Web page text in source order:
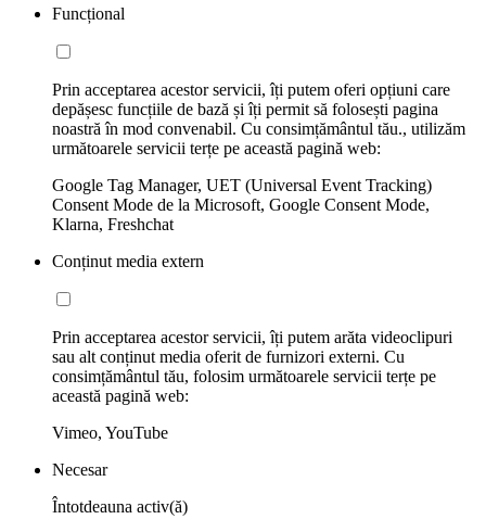
Funcțional
Prin acceptarea acestor servicii, îți putem oferi opțiuni care
depășesc funcțiile de bază și îți permit să folosești pagina
noastră în mod convenabil. Cu consimțământul tău., utilizăm
următoarele servicii terțe pe această pagină web:
Google Tag Manager, UET (Universal Event Tracking)
Consent Mode de la Microsoft, Google Consent Mode,
Klarna, Freshchat
Conținut media extern
Prin acceptarea acestor servicii, îți putem arăta videoclipuri
sau alt conținut media oferit de furnizori externi. Cu
consimțământul tău, folosim următoarele servicii terțe pe
această pagină web:
Vimeo, YouTube
Necesar
Întotdeauna activ(ă)